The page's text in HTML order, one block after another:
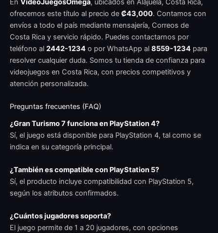
En VideoJuegosOmega, ubicados en Alajuela, Costa Rica,
ofrecemos este título al precio de ₡43,000. Contamos con
envíos a todo el país mediante mensajería, Correos de
Costa Rica y servicio rápido. Puedes contactarnos por
teléfono al 2442-1234 o por WhatsApp al 8559-1234 para
resolver cualquier duda. Somos tu tienda de confianza para
videojuegos en Costa Rica, con precios competitivos y
atención personalizada.
Preguntas frecuentes (FAQ)
¿Gran Turismo 7 funciona en PlayStation 4?
Sí, el juego está disponible para PlayStation 4, tal como se
indica en su categoría principal.
¿También es compatible con PlayStation 5?
Sí, el producto incluye compatibilidad con PlayStation 5,
según los atributos confirmados.
¿Cuántos jugadores soporta?
El juego permite de 1 a 20 jugadores, con opciones